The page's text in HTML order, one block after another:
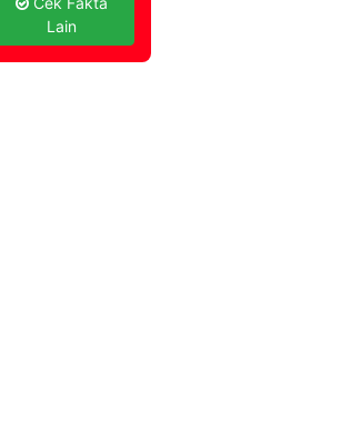
Lain